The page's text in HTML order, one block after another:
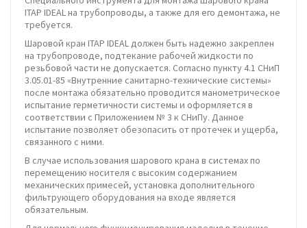
ITAP IDEAL на трубопроводы, а также для его демонтажа, не
требуется.
Шаровой кран ITAP IDEAL должен быть надежно закреплен
на трубопроводе, подтекание рабочей жидкости по
резьбовой части не допускается. Согласно пункту 4.1 СНиП
3.05.01-85 «Внутренние санитарно-технические системы»
после монтажа обязательно проводится манометрическое
испытание герметичности системы и оформляется в
соответствии с Приложением № 3 к СНиПу. Данное
испытание позволяет обезопасить от протечек и ущерба,
связанного с ними.
В случае использования шарового крана в системах по
перемещению носителя с высоким содержанием
механических примесей, установка дополнительного
фильтрующего оборудования на входе является
обязательным.